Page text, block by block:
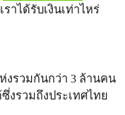
าได้รับเงินเท่าไหร่
งรวมกันกว่า 3 ล้านคน
งรวมถึงประเทศไทย